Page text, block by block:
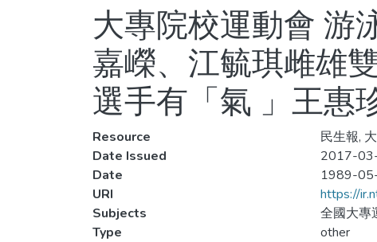
大專院校運動會 游
嘉嶸、江毓琪雌雄
選手有「氣 」王惠
Resource
民生報,
Date Issued
2017-
Date
1989-
URI
https://
Subjects
全國大專
Type
other